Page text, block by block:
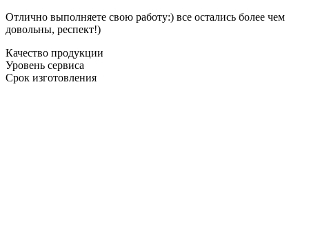
Отлично выполняете свою работу:) все остались более чем
довольны, респект!)
Качество продукции
Уровень сервиса
Срок изготовления